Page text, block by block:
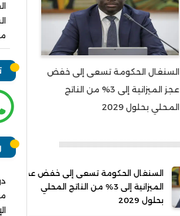
السنغال الحكومة تسعى إلى خفض
عجز الميزانية إلى 3% من الناتج
المحلي بحلول 2029
السنغال الحكومة تسعى إلى خفض عجز
الميزانية إلى 3% من الناتج المحلي
بحلول 2029